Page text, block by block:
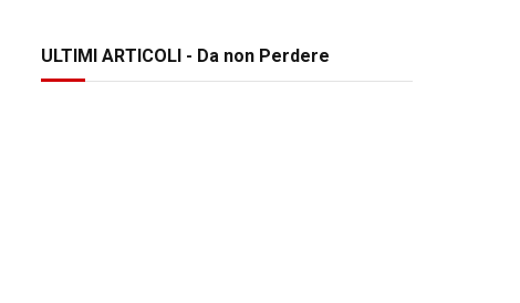
ULTIMI ARTICOLI - Da non Perdere